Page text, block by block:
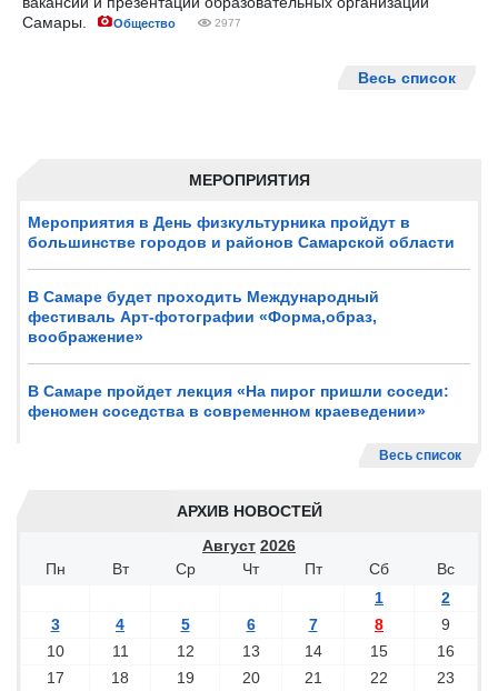
МЕРОПРИЯТИЯ
Мероприятия в День физкультурника пройдут в
большинстве городов и районов Самарской области
В Самаре будет проходить Международный
фестиваль Арт-фотографии «Форма,образ,
воображение»
В Самаре пройдет лекция «На пирог пришли соседи:
феномен соседства в современном краеведении»
Весь список
АРХИВ НОВОСТЕЙ
Август 2026
Пн
Вт Ср Чт Пт Сб
Вс
1
2
3
4 5 6 7 8
9
10
11 12 13 14 15
16
17
18 19 20 21 22 23
Самары.
Общество 2977
Весь список